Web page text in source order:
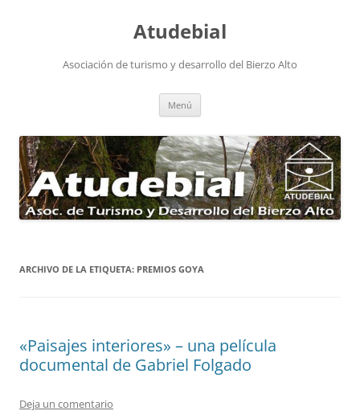
Atudebial
Asociación de turismo y desarrollo del Bierzo Alto
Menú
ARCHIVO DE LA ETIQUETA: PREMIOS GOYA
«Paisajes interiores» – una película
documental de Gabriel Folgado
Deja un comentario